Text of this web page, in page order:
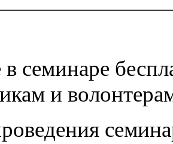
семинаре
и